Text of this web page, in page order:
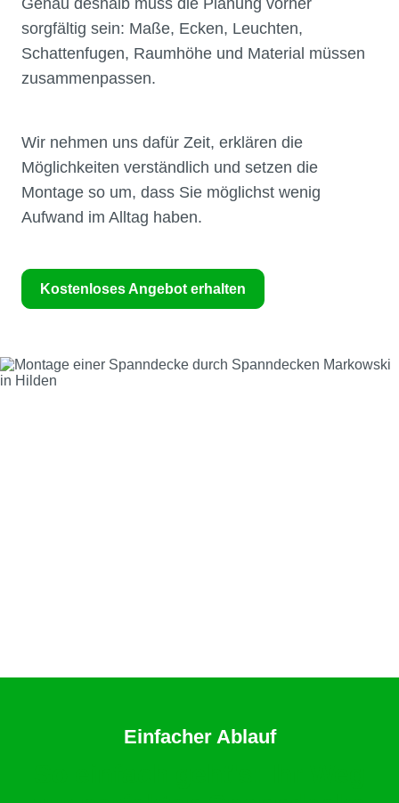
Genau deshalb muss die Planung vorher
sorgfältig sein: Maße, Ecken, Leuchten,
Schattenfugen, Raumhöhe und Material müssen
zusammenpassen.
Wir nehmen uns dafür Zeit, erklären die
Möglichkeiten verständlich und setzen die
Montage so um, dass Sie möglichst wenig
Aufwand im Alltag haben.
Kostenloses Angebot erhalten
Einfacher Ablauf